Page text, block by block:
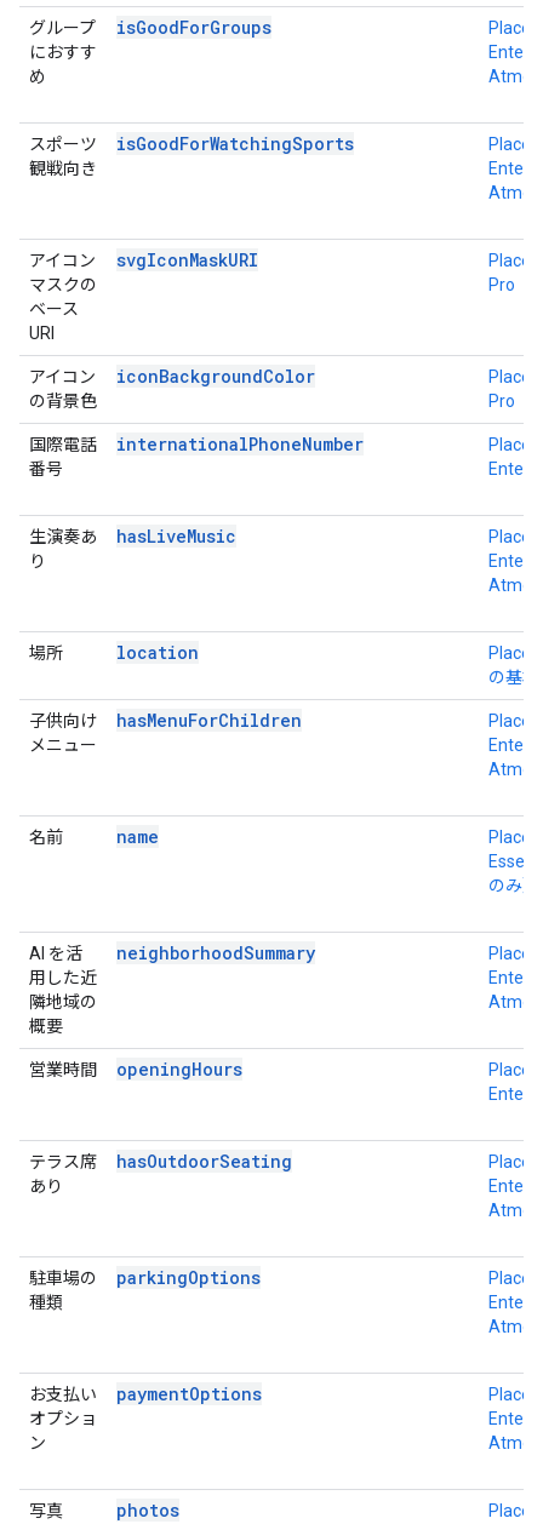
グループ
におすす
め
isGoodForGroups
Place
スポーツ
観戦向き
isGoodForWatchingSports
Place
アイコン
マスクの
ベース
URI
svgIconMaskURI
Place
Pro
アイコン
の背景色
iconBackgroundColor
Place
Pro
国際電話
番号
internationalPhoneNumber
Place
生演奏あ
り
hasLiveMusic
Place
場所 location
Place
の基本
子供向け
メニュー
hasMenuForChildren
Place
名前 name
Place
のみ）
AI を活
用した近
隣地域の
概要
neighborhoodSummary
Place
営業時間 openingHours
Place
テラス席
あり
hasOutdoorSeating
Place
駐車場の
種類
parkingOptions
Place
お支払い
オプショ
ン
paymentOptions
Place
写真 photos
Place